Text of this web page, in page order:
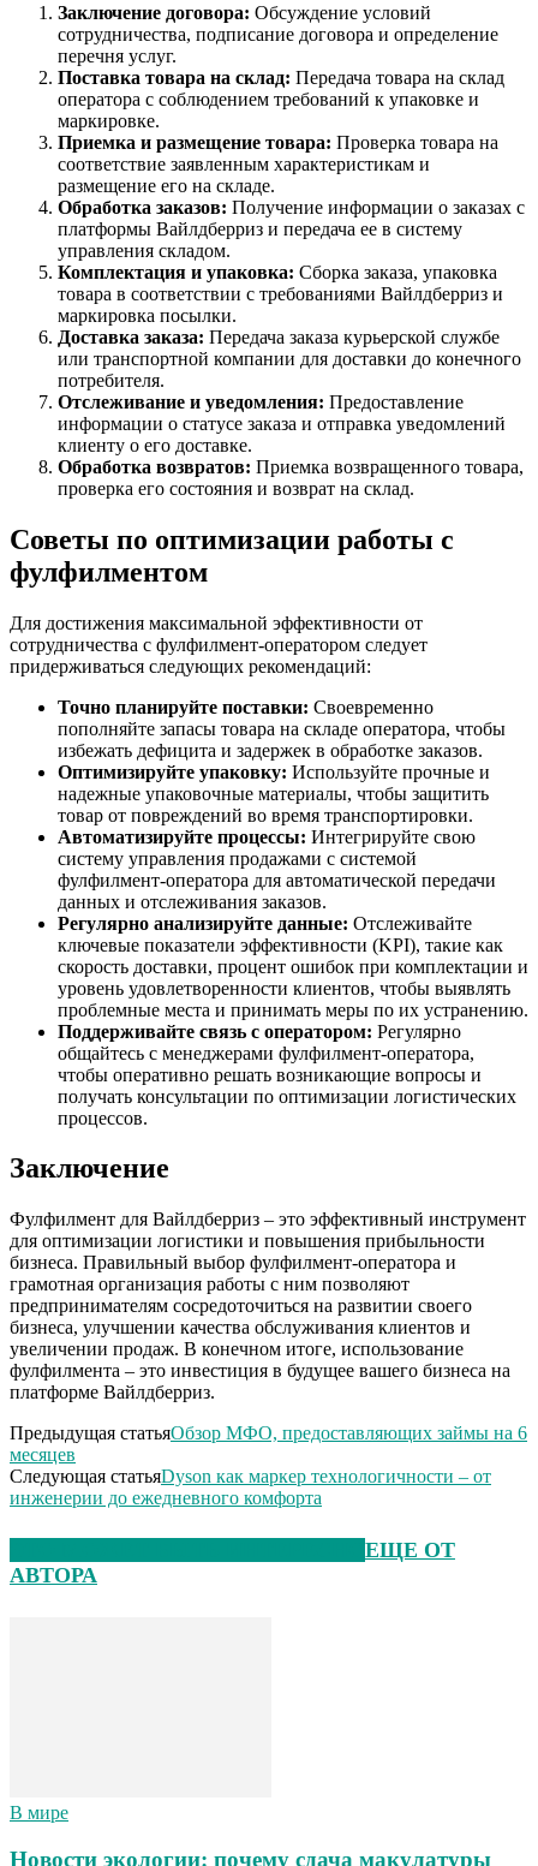
Заключение договора: Обсуждение условий
сотрудничества, подписание договора и определение
перечня услуг.
Поставка товара на склад: Передача товара на склад
оператора с соблюдением требований к упаковке и
маркировке.
Приемка и размещение товара: Проверка товара на
соответствие заявленным характеристикам и
размещение его на складе.
Обработка заказов: Получение информации о заказах с
платформы Вайлдберриз и передача ее в систему
управления складом.
Комплектация и упаковка: Сборка заказа, упаковка
товара в соответствии с требованиями Вайлдберриз и
маркировка посылки.
Доставка заказа: Передача заказа курьерской службе
или транспортной компании для доставки до конечного
потребителя.
Отслеживание и уведомления: Предоставление
информации о статусе заказа и отправка уведомлений
клиенту о его доставке.
Обработка возвратов: Приемка возвращенного товара,
проверка его состояния и возврат на склад.
Советы по оптимизации работы с
фулфилментом
Для достижения максимальной эффективности от
сотрудничества с фулфилмент-оператором следует
придерживаться следующих рекомендаций:
Точно планируйте поставки: Своевременно
пополняйте запасы товара на складе оператора, чтобы
избежать дефицита и задержек в обработке заказов.
Оптимизируйте упаковку: Используйте прочные и
надежные упаковочные материалы, чтобы защитить
товар от повреждений во время транспортировки.
Автоматизируйте процессы: Интегрируйте свою
систему управления продажами с системой
фулфилмент-оператора для автоматической передачи
данных и отслеживания заказов.
Регулярно анализируйте данные: Отслеживайте
ключевые показатели эффективности (KPI), такие как
скорость доставки, процент ошибок при комплектации и
уровень удовлетворенности клиентов, чтобы выявлять
проблемные места и принимать меры по их устранению.
Поддерживайте связь с оператором: Регулярно
общайтесь с менеджерами фулфилмент-оператора,
чтобы оперативно решать возникающие вопросы и
получать консультации по оптимизации логистических
процессов.
Заключение
Фулфилмент для Вайлдберриз – это эффективный инструмент
для оптимизации логистики и повышения прибыльности
бизнеса. Правильный выбор фулфилмент-оператора и
грамотная организация работы с ним позволяют
предпринимателям сосредоточиться на развитии своего
бизнеса, улучшении качества обслуживания клиентов и
увеличении продаж. В конечном итоге, использование
фулфилмента – это инвестиция в будущее вашего бизнеса на
платформе Вайлдберриз.
Предыдущая статьяОбзор МФО, предоставляющих займы на 6
месяцев
Следующая статьяDyson как маркер технологичности – от
инженерии до ежедневного комфорта
ЕЩЕ ОТ
АВТОРА
В мире
Новости экологии: почему сдача макулатуры